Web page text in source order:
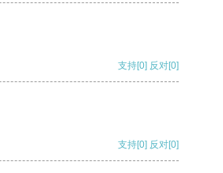
支持[0] 反对[0]
支持[0] 反对[0]